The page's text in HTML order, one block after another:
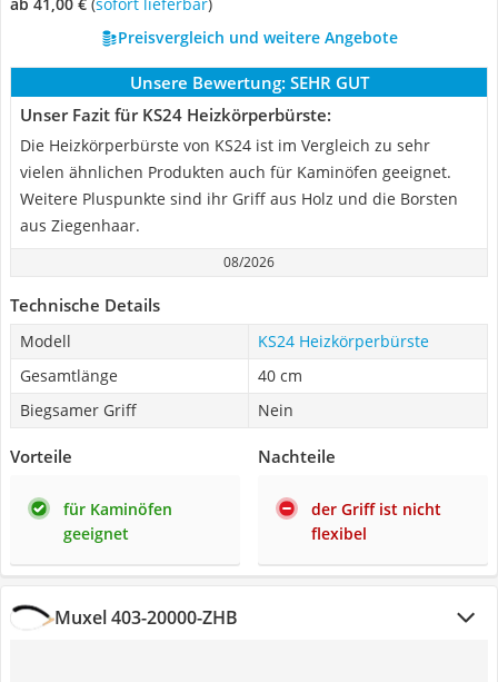
Preisvergleich und weitere Angebote
Unsere Bewertung: SEHR GUT
Unser Fazit für KS24 Heizkörperbürste:
Die Heizkörperbürste von KS24 ist im Vergleich zu sehr
vielen ähnlichen Produkten auch für Kaminöfen geeignet.
Weitere Pluspunkte sind ihr Griff aus Holz und die Borsten
aus Ziegenhaar.
08/2026
Technische Details
Modell
KS24 Heizkörperbürste
Gesamtlänge
40 cm
Biegsamer Griff
Nein
Vorteile
für Kaminöfen
geeignet
Nachteile
der Griff ist nicht
flexibel
Muxel 403-20000-ZHB